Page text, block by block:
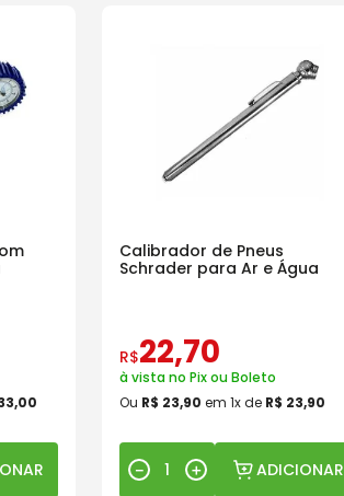
,00
Calibrador de Pneus
Schrader para Ar e Água
R$22,70
à vista no Pix ou Boleto
Ou R$ 23,90 em 1x de R$ 23,90
＋
－ ADICIONAR